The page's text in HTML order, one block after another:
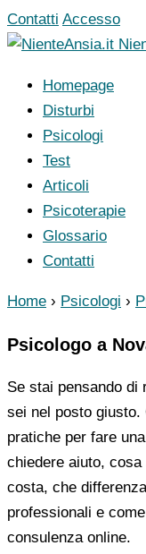
Vai
al
Contatti Accesso
Homepage
Disturbi
Psicologi
Test
Articoli
Psicoterapie
Glossario
Contatti
Home › Psicologi ›
Psicologo a
Se stai pensando di
sei nel posto
pratiche per fare
chiedere aiuto,
costa, che
professionali e
consulenza online.